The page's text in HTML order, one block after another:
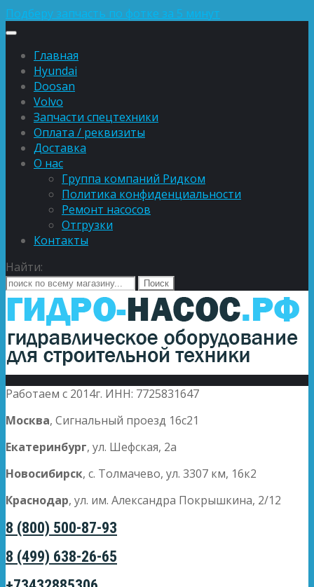
Подберу запчасть по фотке за 5 минут
Главная
Hyundai
Doosan
Volvo
Запчасти спецтехники
Оплата / реквизиты
Доставка
О нас
Группа компаний Ридком
Политика конфиденциальности
Ремонт насосов
Отгрузки
Контакты
Найти:
Работаем с 2014г. ИНН: 7725831647
Москва, Сигнальный проезд 16с21
Екатеринбург, ул. Шефская, 2а
Новосибирск, с. Толмачево, ул. 3307 км, 16к2
Краснодар, ул. им. Александра Покрышкина, 2/12
8 (800) 500-87-93
8 (499) 638-26-65